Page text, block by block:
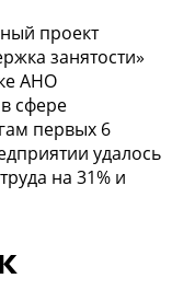
проект
занятости»
АНО
сфере
первых 6
удалось
на 31% и